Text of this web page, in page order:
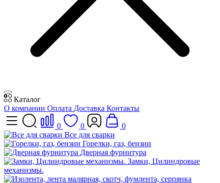
Каталог
О компании Оплата Доставка Контакты
0 0
0
Все для сварки
Горелки, газ, бензин
Дверная фурнитура
Замки, Цилиндровые
механизмы.